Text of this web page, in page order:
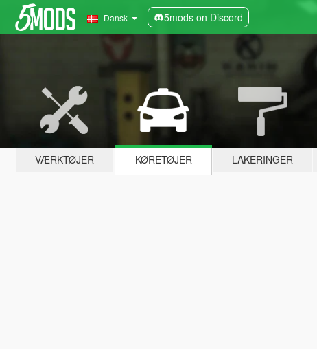
Dansk 5mods on Discord
VÆRKTØJER KØRETØJER LAKERINGER